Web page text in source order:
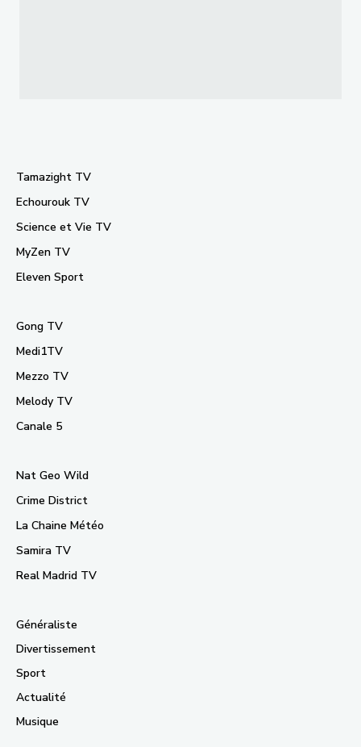
Tamazight TV
Echourouk TV
Science et Vie TV
MyZen TV
Eleven Sport
Gong TV
Medi1TV
Mezzo TV
Melody TV
Canale 5
Nat Geo Wild
Crime District
La Chaine Météo
Samira TV
Real Madrid TV
Généraliste
Divertissement
Sport
Actualité
Musique